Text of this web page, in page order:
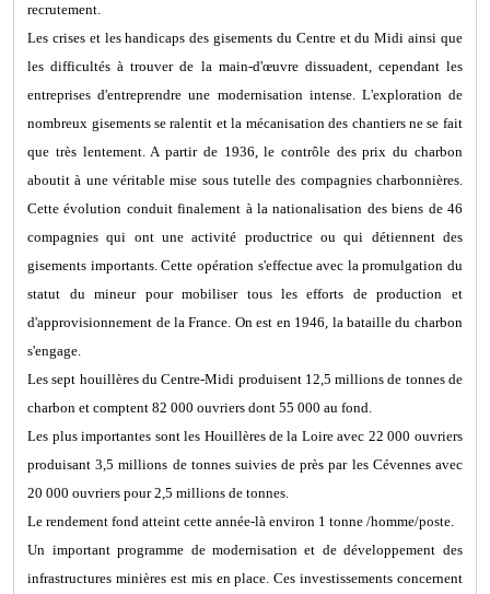
recrutement.
Les crises et les handicaps des gisements du Centre et du Midi ainsi que
les difficultés à trouver de la main-d'œuvre dissuadent, cependant les
entreprises d'entreprendre une modernisation intense. L'exploration de
nombreux gisements se ralentit et la mécanisation des chantiers ne se fait
que très lentement. A partir de 1936, le contrôle des prix du charbon
aboutit à une véritable mise sous tutelle des compagnies charbonnières.
Cette évolution conduit finalement à la nationalisation des biens de 46
compagnies qui ont une activité productrice ou qui détiennent des
gisements importants. Cette opération s'effectue avec la promulgation du
statut du mineur pour mobiliser tous les efforts de production et
d'approvisionnement de la France. On est en 1946, la bataille du charbon
s'engage.
Les sept houillères du Centre-Midi produisent 12,5 millions de tonnes de
charbon et comptent 82 000 ouvriers dont 55 000 au fond.
Les plus importantes sont les Houillères de la Loire avec 22 000 ouvriers
produisant 3,5 millions de tonnes suivies de près par les Cévennes avec
20 000 ouvriers pour 2,5 millions de tonnes.
Le rendement fond atteint cette année-là environ 1 tonne /homme/poste.
Un important programme de modernisation et de développement des
infrastructures minières est mis en place. Ces investissements concernent